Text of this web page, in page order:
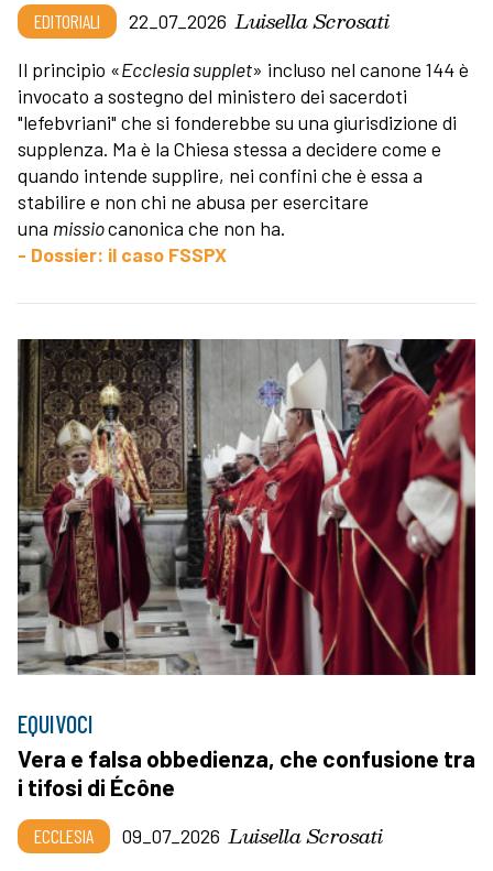
EDITORIALI 22_07_2026 Luisella Scrosati
Il principio «Ecclesia supplet» incluso nel canone 144 è
invocato a sostegno del ministero dei sacerdoti
"lefebvriani" che si fonderebbe su una giurisdizione di
supplenza. Ma è la Chiesa stessa a decidere come e
quando intende supplire, nei confini che è essa a
stabilire e non chi ne abusa per esercitare
una missiocanonica che non ha.
- Dossier: il caso FSSPX
EQUIVOCI
Vera e falsa obbedienza, che confusione tra
i tifosi di Écône
ECCLESIA 09_07_2026 Luisella Scrosati